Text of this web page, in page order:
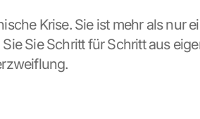
Krise. Sie ist mehr als nur
Sie Schritt für Schritt aus